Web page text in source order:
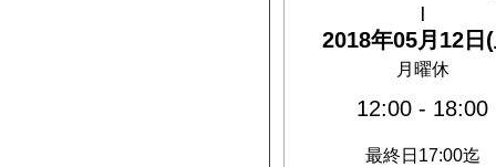
2018年05月12日
月曜休
12:00 - 18:00
最終日17:00迄